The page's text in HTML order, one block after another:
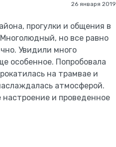
26 января 2019
прогулки и общения в
но все равно
Увидили много
особенное. Попробовала
на трамвае и
атмосферой.
настроение и проведенное